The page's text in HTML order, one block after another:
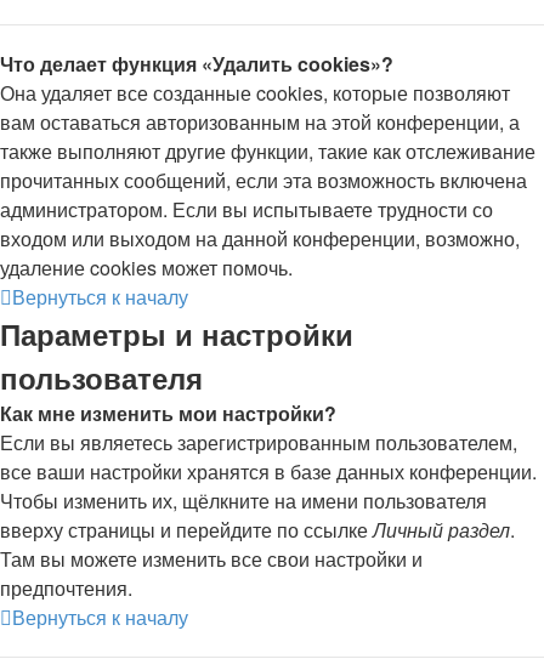
Что делает функция «Удалить cookies»?
Она удаляет все созданные cookies, которые позволяют
вам оставаться авторизованным на этой конференции, а
также выполняют другие функции, такие как отслеживание
прочитанных сообщений, если эта возможность включена
администратором. Если вы испытываете трудности со
входом или выходом на данной конференции, возможно,
удаление cookies может помочь.
Вернуться к началу
Параметры и настройки
пользователя
Как мне изменить мои настройки?
Если вы являетесь зарегистрированным пользователем,
все ваши настройки хранятся в базе данных конференции.
Чтобы изменить их, щёлкните на имени пользователя
вверху страницы и перейдите по ссылкеЛичный раздел.
Там вы можете изменить все свои настройки и
предпочтения.
Вернуться к началу